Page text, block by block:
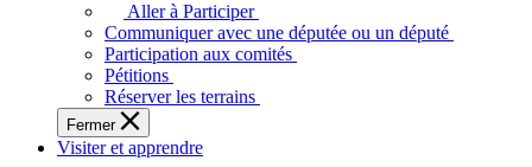
plein
potentiel,
l'Assemblée
a
besoin
de
Aller à Participer
Communiquer avec une députée ou un député
Participation aux comités
Pétitions
Réserver les terrains
Fermer
Visiter et apprendre